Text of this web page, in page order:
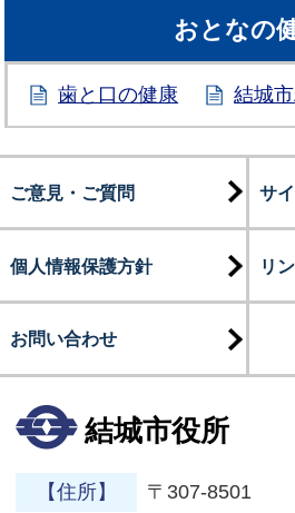
おとなの
歯と口の健康 結城
ご意見・ご質問 サ
個人情報保護方針 リ
お問い合わせ
結城市役所
【住所】 〒307-8501